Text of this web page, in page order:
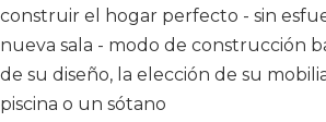
construir el hogar perfecto - sin
nueva sala - modo de construcción
de su diseño, la elección de su
piscina o un sótano